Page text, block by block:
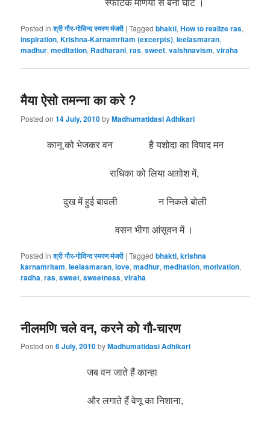
Posted in श्री गौर-गोविन्द स्मरण मंजरी |Tagged bhakti,How to realize ras,
inspiration,Krishna-Karnamritam (excerpts),leelasmaran,
madhur,meditation, Radharani,ras,sweet,vaishnavism,viraha
मैया ऐसो तमन्ना का करे ?
Posted on14 July, 2010byMadhumatidasi Adhikari
कानू को भेजकर वन है यशोदा का विषाद मन
राधिका को लिया आग़ोश में,
दुख में हुई बावली न निकले बोली
वसन भीगा आंसूवन में ।
Posted in श्री गौर-गोविन्द स्मरण मंजरी |Tagged bhakti,krishna
karnamritam,leelasmaran,love,madhur,meditation,motivation,
radha,ras,sweet,sweetness,viraha
नीलमणि चले वन, करने को गौ-चारण
Posted on6 July, 2010byMadhumatidasi Adhikari
जब वन जाते हैं कान्हा
और लगाते हैं वेणू का निशाना,